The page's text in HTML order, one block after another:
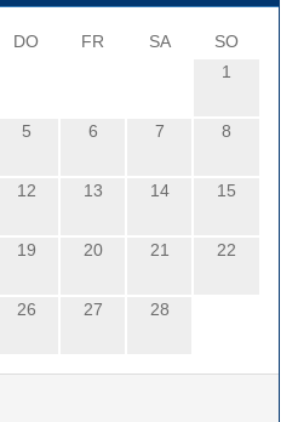
DO FR SA
SO
1
5 6 7 8
12 13 14 15
19 20 21 22
26 27 28